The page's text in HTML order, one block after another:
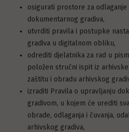
osigurati prostore za odlaganje
dokumentarnog gradiva,
utvrditi pravila i postupke
gradiva u digitalnom obliku,
odrediti djelatnika za rad u
položen stručni ispit iz
zaštitu i obradu arhivskog
izraditi Pravila o upravljanju
gradivom, u kojem će urediti
obrade, odlaganja i čuvanja,
arhivskog gradiva,